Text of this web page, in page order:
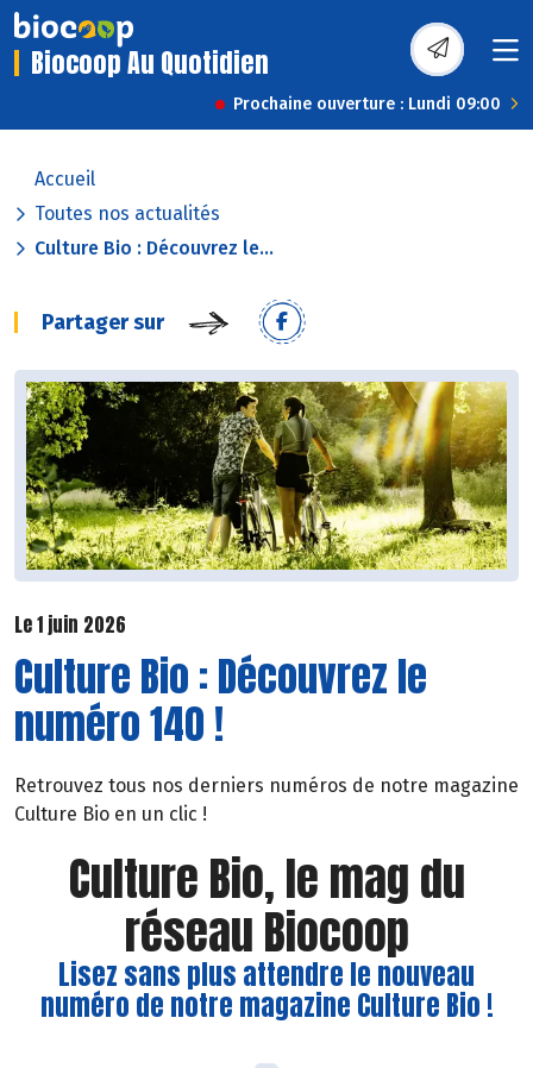
Biocoop Au Quotidien
Prochaine ouverture : Lundi 09:00
Accueil
Toutes nos actualités
Culture Bio : Découvrez le...
Partager sur
Le 1 juin 2026
Culture Bio : Découvrez le
numéro 140 !
Retrouvez tous nos derniers numéros de notre magazine
Culture Bio en un clic !
Culture Bio, le mag du
réseau Biocoop
Lisez sans plus attendre le nouveau
numéro de notre magazine Culture Bio !